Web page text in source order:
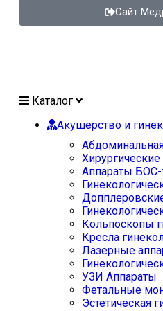
Сайт
Каталог
Акушерство и
Аппараты БОС-
Кольпоскопы
Кресла
Лазерные
УЗИ Аппараты
Фетальные
Эстетическая